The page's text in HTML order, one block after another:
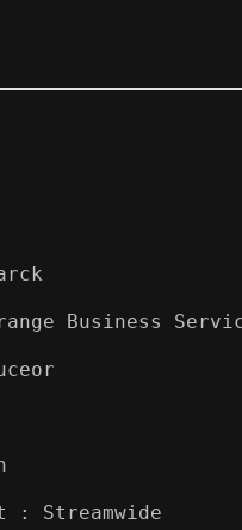
Business
: Streamwide